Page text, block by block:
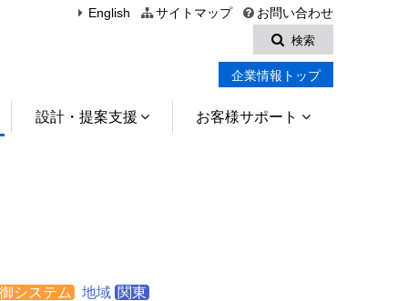
English サイトマップ
お問い合わせ
検索
企業情報トップ
設計・提案支援 お客様サポート
システム 地域 関東